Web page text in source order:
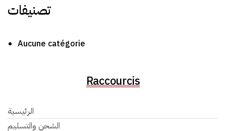
تصنيفات
Aucune catégorie
Raccourcis
الرئيسية
الشحن والتسليم